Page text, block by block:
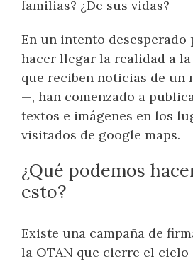
familias? ¿De sus vidas?
En un intento desesperado
hacer llegar la realidad a
que reciben noticias de un
—, han comenzado a
textos e imágenes en los
visitados de google maps.
¿Qué podemos
esto?
Existe una campaña de
la OTAN que cierre el cielo